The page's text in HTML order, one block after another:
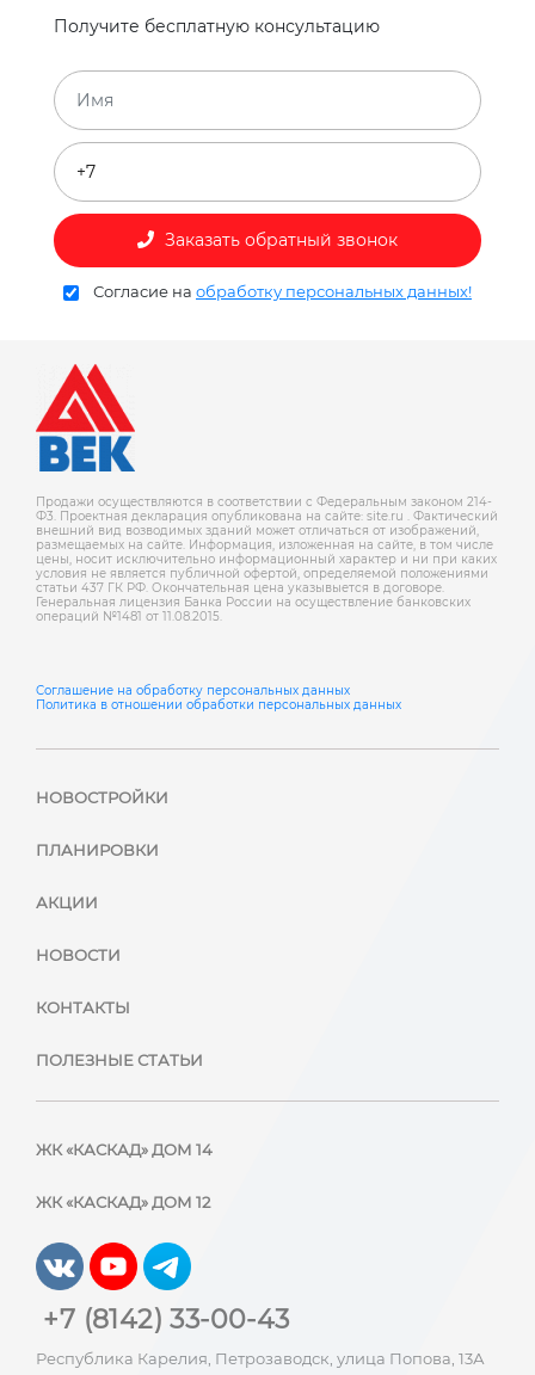
Получите бесплатную консультацию
Заказать обратный звонок
Согласие на обработку персональных данных!
Продажи осуществляются в соответствии с Федеральным законом 214-
Ф3. Проектная декларация опубликована на сайте: site.ru . Фактический
внешний вид возводимых зданий может отличаться от изображений,
размещаемых на сайте. Информация, изложенная на сайте, в том числе
цены, носит исключительно информационный характер и ни при каких
условия не является публичной офертой, определяемой положениями
статьи 437 ГК РФ. Окончательная цена указывыется в договоре.
Генеральная лицензия Банка России на осуществление банковских
операций №1481 от 11.08.2015.
Соглашение на обработку персональных данных
Политика в отношении обработки персональных данных
НОВОСТРОЙКИ
ПЛАНИРОВКИ
АКЦИИ
НОВОСТИ
КОНТАКТЫ
ПОЛЕЗНЫЕ СТАТЬИ
ЖК «КАСКАД» ДОМ 14
ЖК «КАСКАД» ДОМ 12
+7 (8142) 33-00-43
Республика Карелия, Петрозаводск, улица Попова, 13А